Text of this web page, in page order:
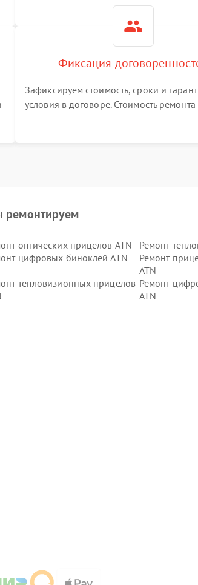
Фиксация
Зафиксируем стоимость, сроки и
условия в договоре. Стоимость ремонта
оптических прицелов ATN
Ремонт
цифровых биноклей ATN
Ремонт
ATN
тепловизионных прицелов Ремонт
ATN